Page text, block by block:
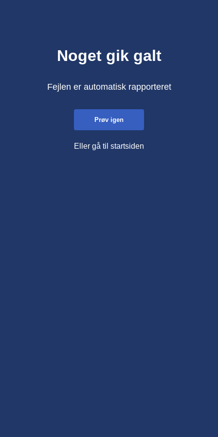
Noget gik galt
Fejlen er automatisk rapporteret
Prøv igen
Eller gå til startsiden